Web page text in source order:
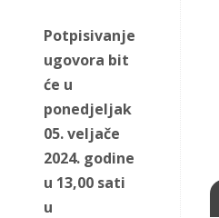
Potpisivanje
ugovora bit
će u
ponedjeljak
05. veljače
2024. godine
u 13,00 sati
u